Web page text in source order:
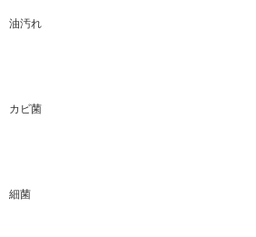
油汚れ
カビ菌
細菌